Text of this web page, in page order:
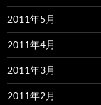
2011年5月
2011年4月
2011年3月
2011年2月